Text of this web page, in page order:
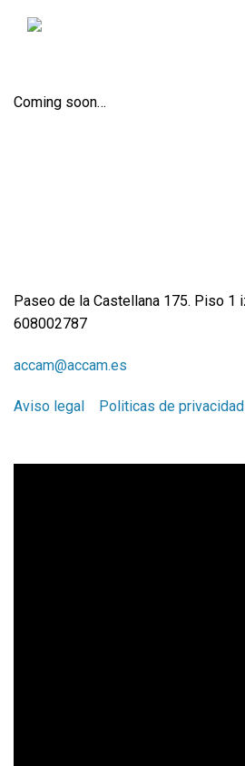
Coming soon…
Paseo de la Castellana 175. Piso 1
608002787
accam@accam.es
Aviso legal Politicas de privacidad